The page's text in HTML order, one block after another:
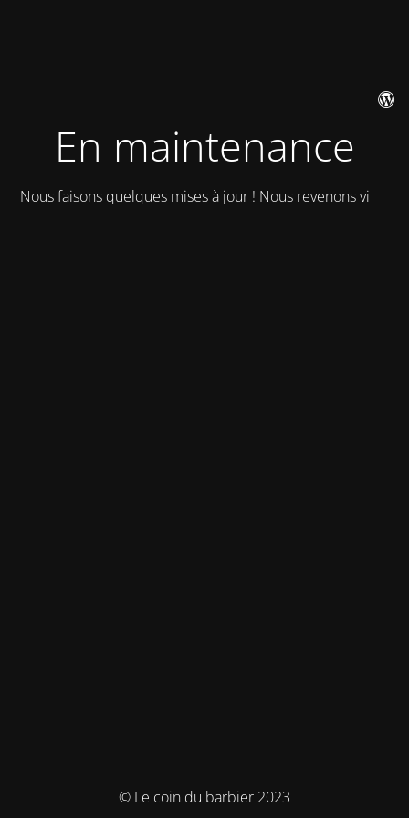
En maintenance
Nous faisons quelques mises à jour ! Nous revenons vite !
© Le coin du barbier 2023